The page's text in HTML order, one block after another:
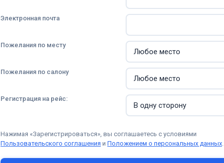
Электронная почта
Пожелания по месту
Пожелания по салону
Регистрация на рейс:
Нажимая «Зарегистрироваться», вы соглашаетесь с условиями
Пользовательского соглашения и Положением о персональных данных.